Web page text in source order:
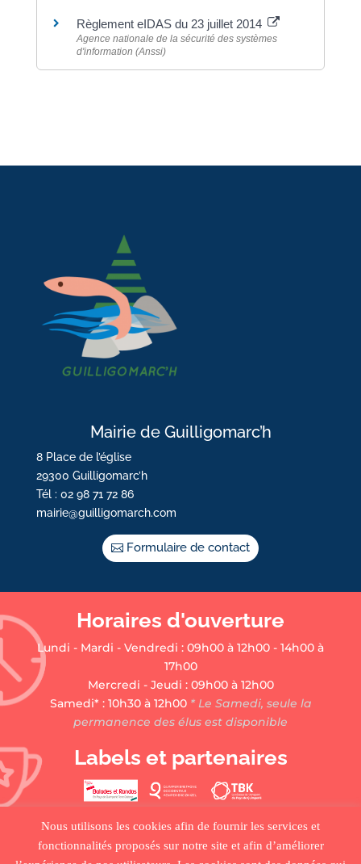
Règlement eIDAS du 23 juillet 2014
Agence nationale de la sécurité des systèmes
d'information (Anssi)
Mairie de Guilligomarc’h
8 Place de l’église
29300 Guilligomarc’h
Tél : 02 98 71 72 86
mairie@guilligomarch.com
Formulaire de contact
Horaires d'ouverture
Lundi - Mardi - Vendredi : 09h00 à 12h00 - 14h00 à
17h00
Mercredi - Jeudi : 09h00 à 12h00
Samedi* : 10h30 à 12h00* Le Samedi, seule la
permanence des élus est disponible
Labels et partenaires
Nous utilisons les cookies afin de fournir les services et
fonctionnalités proposés sur notre site et afin d’améliorer